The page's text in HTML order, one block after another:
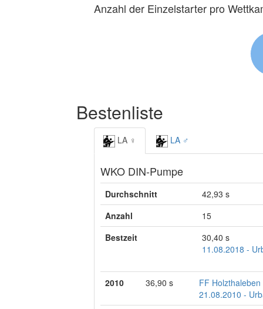
Anzahl der Einzelstarter pro
Bestenliste
LA ♀ LA ♂
WKO DIN-Pumpe
Durchschnitt
42,93 s
Anzahl
15
Bestzeit
30,40 s
11.08.2018 -
2010 36,90 s
FF Holzthaleben
21.08.2010 -